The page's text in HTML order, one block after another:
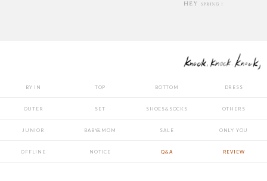
BY IN TOP BOTTOM DRESS
OUTER SET SHOES&SOCKS OTHERS
JUNIOR BABY&MOM SALE ONLY YOU
OFFLINE NOTICE Q&A REVIEW